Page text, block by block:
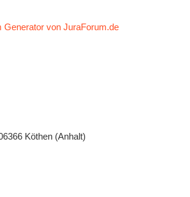
Generator von JuraForum.de
Köthen (Anhalt)